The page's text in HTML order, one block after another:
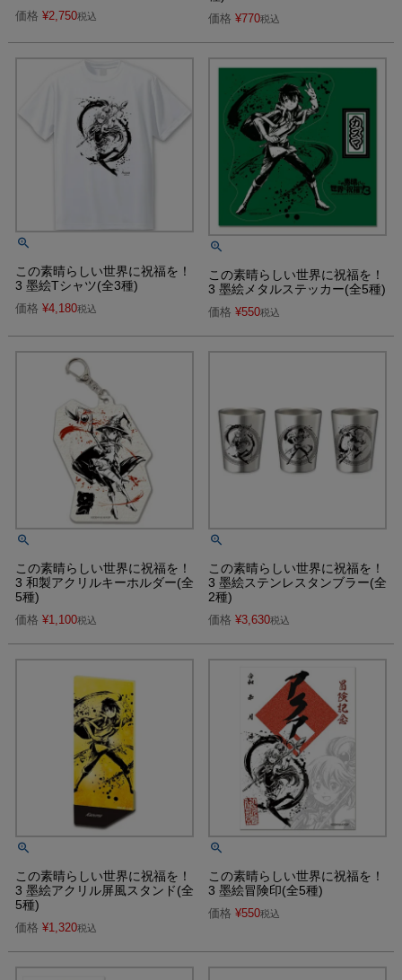
価格 ¥2,750税込 価格 ¥770税込
この素晴らしい世界に祝福を！
3 墨絵Tシャツ(全3種)
価格 ¥4,180税込
この素晴らしい世界に祝福を！
3 墨絵メタルステッカー(全5種)
価格 ¥550税込
この素晴らしい世界に祝福を！
3 和製アクリルキーホルダー(全
5種)
価格 ¥1,100税込
この素晴らしい世界に祝福を！
3 墨絵ステンレスタンブラー(全
2種)
価格 ¥3,630税込
この素晴らしい世界に祝福を！
3 墨絵アクリル屏風スタンド(全
5種)
価格 ¥1,320税込
この素晴らしい世界に祝福を！
3 墨絵冒険印(全5種)
価格 ¥550税込